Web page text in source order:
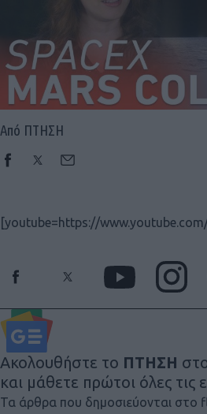
Από ΠΤΗΣΗ
[youtube=https://
Ακολουθήστε το ΠΤΗΣΗ
και μάθετε πρώτοι όλες τις
Τα άρθρα που δημοσιεύονται στο